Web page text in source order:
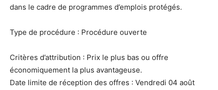
dans le cadre de programmes d’emplois protégés.
Type de procédure : Procédure ouverte
Critères d’attribution : Prix le plus bas ou offre
économiquement la plus avantageuse.
Date limite de réception des offres : Vendredi 04 août